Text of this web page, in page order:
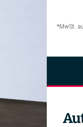
*MwSt.